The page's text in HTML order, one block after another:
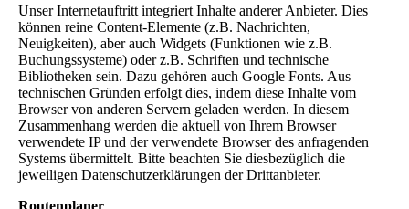
Unser Internetauftritt integriert Inhalte anderer Anbieter. Dies
können reine Content-Elemente (z.B. Nachrichten,
Neuigkeiten), aber auch Widgets (Funktionen wie z.B.
Buchungssysteme) oder z.B. Schriften und technische
Bibliotheken sein. Dazu gehören auch Google Fonts. Aus
technischen Gründen erfolgt dies, indem diese Inhalte vom
Browser von anderen Servern geladen werden. In diesem
Zusammenhang werden die aktuell von Ihrem Browser
verwendete IP und der verwendete Browser des anfragenden
Systems übermittelt. Bitte beachten Sie diesbezüglich die
jeweiligen Datenschutzerklärungen der Drittanbieter.
Routenplaner